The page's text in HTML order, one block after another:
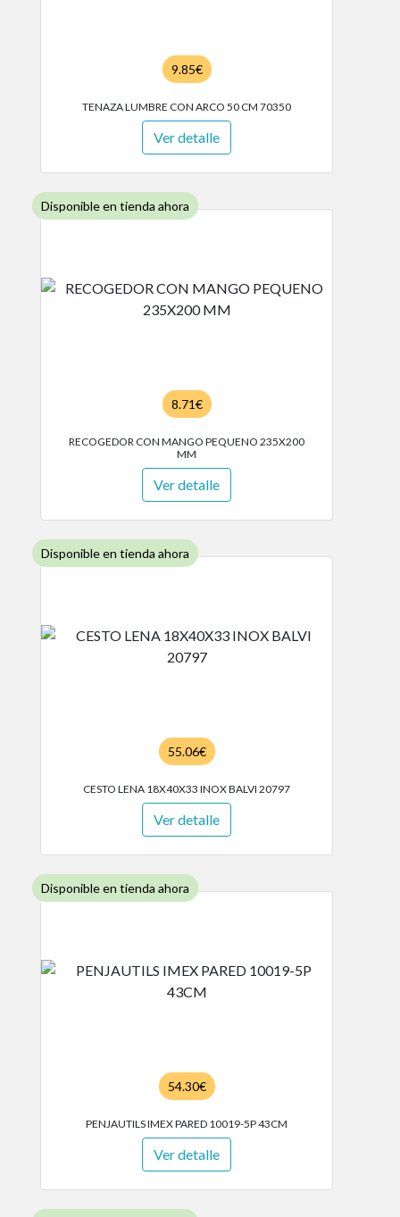
9.85€
TENAZA LUMBRE CON ARCO 50 CM 70350
Ver detalle
Disponible en tienda ahora
8.71€
RECOGEDOR CON MANGO PEQUENO 235X200
MM
Ver detalle
Disponible en tienda ahora
55.06€
CESTO LENA 18X40X33 INOX BALVI 20797
Ver detalle
Disponible en tienda ahora
54.30€
PENJAUTILS IMEX PARED 10019-5P 43CM
Ver detalle